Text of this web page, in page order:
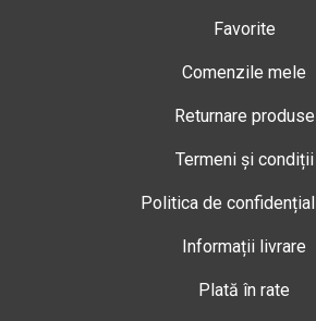
Favorite
Comenzile mele
Returnare produse
Termeni și condiții
Politica de
Informații livrare
Plată în rate